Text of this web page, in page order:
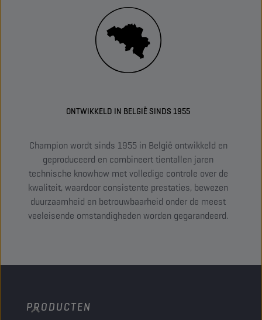
ONTWIKKELD IN BELGIË SINDS 1955
Champion wordt sinds 1955 in België ontwikkeld en
geproduceerd en combineert tientallen jaren
technische knowhow met volledige controle over de
kwaliteit, waardoor consistente prestaties, bewezen
duurzaamheid en betrouwbaarheid onder de meest
veeleisende omstandigheden worden gegarandeerd.
PRODUCTEN